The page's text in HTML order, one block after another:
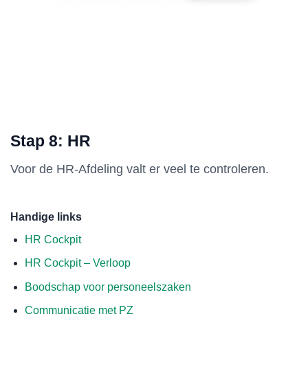
Stap 8: HR
Voor de HR-Afdeling valt er veel te controleren.
Handige links
HR Cockpit
HR Cockpit – Verloop
Boodschap voor personeelszaken
Communicatie met PZ